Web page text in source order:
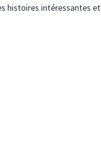
histoires intéressantes et